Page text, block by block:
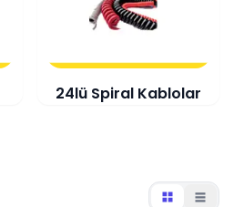
24lü Spiral Kablolar